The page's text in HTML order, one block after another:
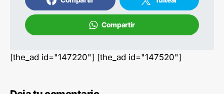
Compartir
[the_ad id="147220"] [the_ad id="147520"]